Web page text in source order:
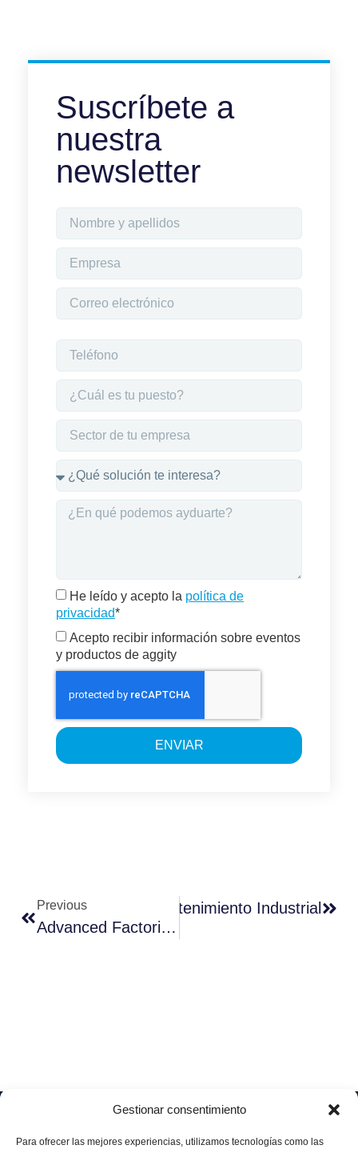
Gestionar consentimiento
Para ofrecer las mejores experiencias, utilizamos tecnologías como las
Suscríbete a
nuestra
newsletter
He leído y acepto la política de
privacidad*
Acepto recibir información sobre eventos
y productos de aggity
ENVIAR
Previous
Advanced Factories 2026: Innovación, Industria Y Nuevas Oportunidades
DES En El Mantenimiento Industrial
Soluciones
Industrial
Quiénes
legal